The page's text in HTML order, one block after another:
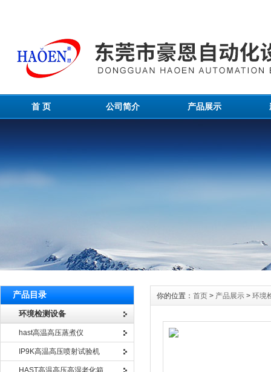
首 页 公司简介 产品展示
产品目录
环境检测设备
hast高温高压蒸煮仪
IP9K高温高压喷射试验机
HAST高温高压高湿老化箱
你的位置： 首页 > 产品展示 > 环境